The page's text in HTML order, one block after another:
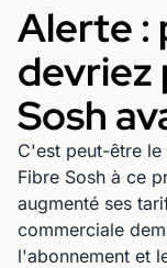
Alerte :
devriez
Sosh
C'est peut-être
Fibre Sosh à ce
augmenté ses
commerciale
l'abonnement et